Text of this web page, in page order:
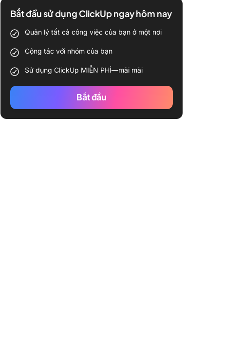
Bắt đầu sử dụng ClickUp ngay hôm nay
Quản lý tất cả công việc của bạn ở một nơi
Cộng tác với nhóm của bạn
Sử dụng ClickUp MIỄN PHÍ—mãi mãi
Bắt đầu